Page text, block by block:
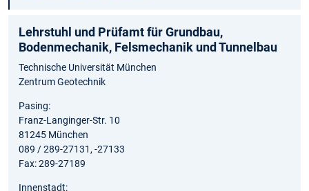
Lehrstuhl und Prüfamt für Grundbau,
Bodenmechanik, Felsmechanik und Tunnelbau
Technische Universität München
Zentrum Geotechnik
Pasing:
Franz-Langinger-Str. 10
81245 München
089 / 289-27131, -27133
Fax: 289-27189
Innenstadt: